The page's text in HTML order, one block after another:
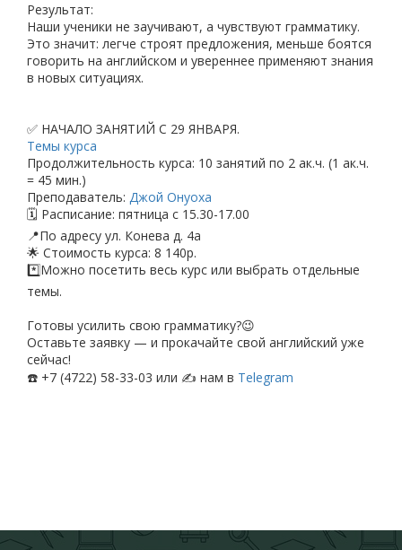
Результат:
Наши ученики не заучивают, а чувствуют грамматику.
Это значит: легче строят предложения, меньше боятся
говорить на английском и увереннее применяют знания
в новых ситуациях.
✅ НАЧАЛО ЗАНЯТИЙ С 29 ЯНВАРЯ.
Темы курса
Продолжительность курса: 10 занятий по 2 ак.ч. (1 ак.ч.
= 45 мин.)
Преподаватель: Джой Онуоха
🗓 Расписание: пятница с 15.30-17.00
📍По адресу ул. Конева д. 4а
🌟 Стоимость курса: 8 140р.
*️⃣Можно посетить весь курс или выбрать отдельные
темы.
Готовы усилить свою грамматику?😉
Оставьте заявку — и прокачайте свой английский уже
сейчас!
☎️ +7 (4722) 58-33-03 или ✍️ нам в Telegram